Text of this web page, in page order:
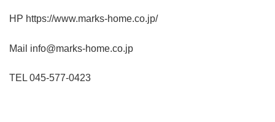
HP https://www.marks-home.co.jp/
Mail info@marks-home.co.jp
TEL 045-577-0423